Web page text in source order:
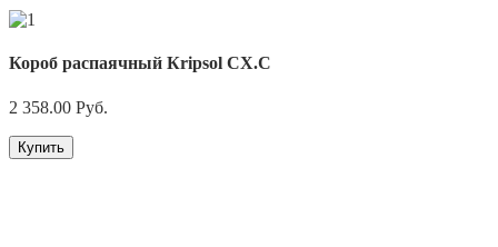
Короб распаячный Кripsol СХ.С
2 358.00 Руб.
Купить